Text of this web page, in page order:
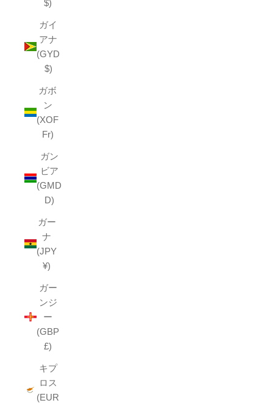
$)
ガイ
アナ
(GYD
$)
ガボ
ン
(XOF
Fr)
ガン
ビア
(GMD
D)
ガー
ナ
(JPY
¥)
ガー
ンジ
ー
(GBP
£)
キプ
ロス
(EUR